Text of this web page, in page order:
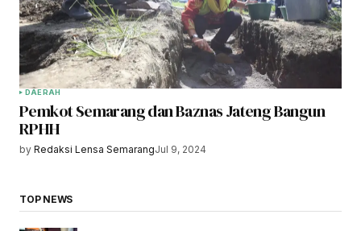
DAERAH
Pemkot Semarang dan Baznas Jateng Bangun
RPHH
by Redaksi Lensa SemarangJul 9, 2024
TOP NEWS